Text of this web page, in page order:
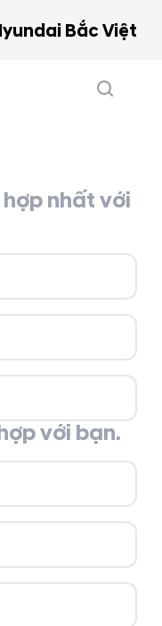
Bắc Việt
nhất với
với bạn.